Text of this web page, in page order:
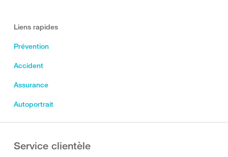
Liens rapides
Prévention
Accident
Assurance
Autoportrait
Service clientèle